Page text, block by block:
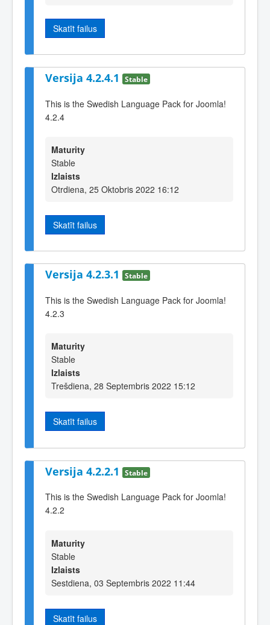
Skatīt failus
Versija 4.2.4.1 Stable
This is the Swedish Language Pack for Joomla!
4.2.4
Maturity
Stable
Izlaists
Otrdiena, 25 Oktobris 2022 16:12
Skatīt failus
Versija 4.2.3.1 Stable
This is the Swedish Language Pack for Joomla!
4.2.3
Maturity
Stable
Izlaists
Trešdiena, 28 Septembris 2022 15:12
Skatīt failus
Versija 4.2.2.1 Stable
This is the Swedish Language Pack for Joomla!
4.2.2
Maturity
Stable
Izlaists
Sestdiena, 03 Septembris 2022 11:44
Skatīt failus